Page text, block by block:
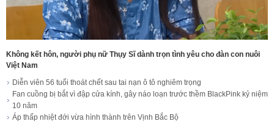
Không kết hôn, người phụ nữ Thụy Sĩ dành trọn tình yêu cho đàn con nuôi
Việt Nam
Diễn viên 56 tuổi thoát chết sau tai nạn ô tô nghiêm trọng
Fan cuồng bị bắt vì đập cửa kính, gây náo loạn trước thềm BlackPink kỷ niệm
10 năm
Áp thấp nhiệt đới vừa hình thành trên Vịnh Bắc Bộ